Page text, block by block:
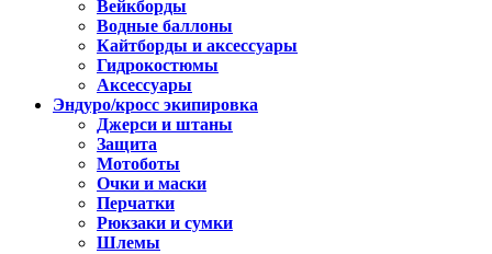
Вейкборды
Водные баллоны
Кайтборды и аксессуары
Гидрокостюмы
Аксессуары
Эндуро/кросс экипировка
Джерси и штаны
Защита
Мотоботы
Очки и маски
Перчатки
Рюкзаки и сумки
Шлемы